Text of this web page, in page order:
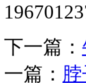
下一篇：
一篇：